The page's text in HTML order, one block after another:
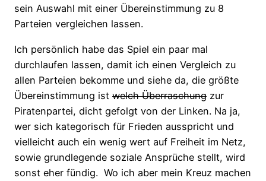
sein Auswahl mit einer Übereinstimmung zu 8
Parteien vergleichen lassen.
Ich persönlich habe das Spiel ein paar mal
durchlaufen lassen, damit ich einen Vergleich zu
allen Parteien bekomme und siehe da, die größte
Übereinstimmung ist welch Überraschung zur
Piratenpartei, dicht gefolgt von der Linken. Na ja,
wer sich kategorisch für Frieden ausspricht und
vielleicht auch ein wenig wert auf Freiheit im Netz,
sowie grundlegende soziale Ansprüche stellt, wird
sonst eher fündig. Wo ich aber mein Kreuz machen